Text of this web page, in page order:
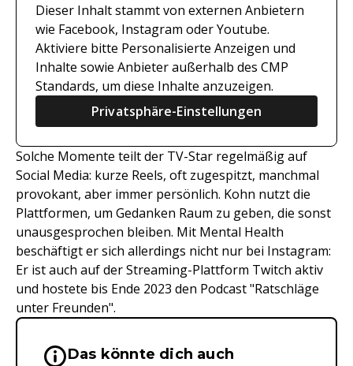
Dieser Inhalt stammt von externen Anbietern
wie Facebook, Instagram oder Youtube.
Aktiviere bitte Personalisierte Anzeigen und
Inhalte sowie Anbieter außerhalb des CMP
Standards, um diese Inhalte anzuzeigen.
Privatsphäre-Einstellungen
Solche Momente teilt der TV-Star regelmäßig auf
Social Media: kurze Reels, oft zugespitzt, manchmal
provokant, aber immer persönlich. Kohn nutzt die
Plattformen, um Gedanken Raum zu geben, die sonst
unausgesprochen bleiben. Mit Mental Health
beschäftigt er sich allerdings nicht nur bei Instagram:
Er ist auch auf der Streaming-Plattform Twitch aktiv
und hostete bis Ende 2023 den Podcast "Ratschläge
unter Freunden".
Wichtige Hinweise &
Das könnte dich auch